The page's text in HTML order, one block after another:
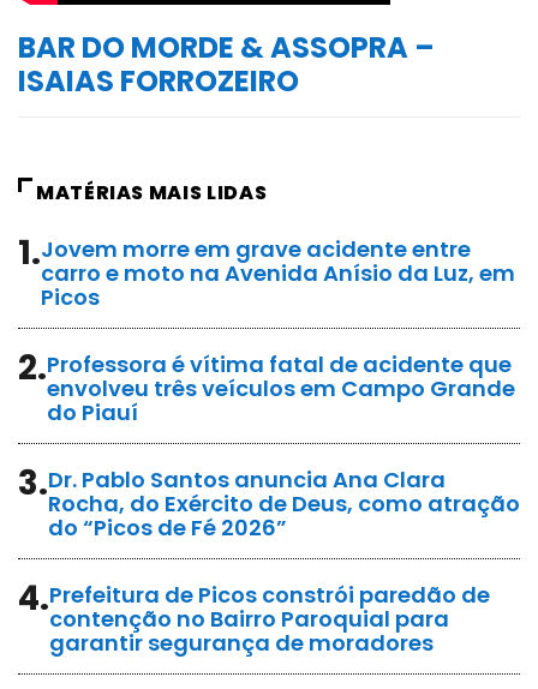
BAR DO MORDE & ASSOPRA –
ISAIAS FORROZEIRO
MATÉRIAS MAIS LIDAS
1.Jovem morre em grave acidente entre
carro e moto na Avenida Anísio da Luz, em
Picos
2.Professora é vítima fatal de acidente que
envolveu três veículos em Campo Grande
do Piauí
3.Dr. Pablo Santos anuncia Ana Clara
Rocha, do Exército de Deus, como atração
do “Picos de Fé 2026”
4.Prefeitura de Picos constrói paredão de
contenção no Bairro Paroquial para
garantir segurança de moradores